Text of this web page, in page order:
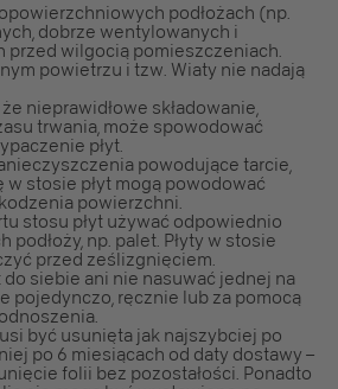
podłożach (np.
dobrze wentylowanych i
przed wilgocią pomieszczeniach.
powietrzu i tzw. Wiaty nie nadają
nieprawidłowe składowanie,
trwania, może spowodować
płyt.
powodujące tarcie,
w stosie płyt mogą powodować
powierzchni.
stosu płyt używać odpowiednio
podłoży, np. palet. Płyty w stosie
przed ześlizgnięciem.
do siebie ani nie nasuwać jednej na
pojedynczo, ręcznie lub za pomocą
być usunięta jak najszybciej po
po 6 miesiącach od daty dostawy –
folii bez pozostałości. Ponadto